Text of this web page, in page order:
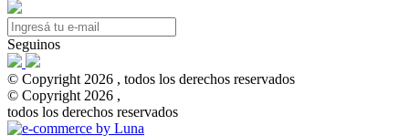
Seguinos
© Copyright 2026 , todos los derechos reservados
© Copyright 2026 ,
todos los derechos reservados